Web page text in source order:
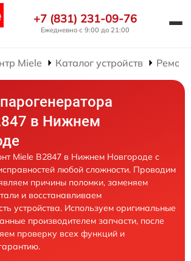
+7 (831) 231-09-76
Ежедневно с 9:00 до 21:00
Miele Каталог устройств
в Нижнем
Miele B2847 в Нижнем Новгороде с
любой сложности. Проводим
причины поломки, заменяем
и восстанавливаем
устройства. Используем оригинальные
производителем запчасти, после
проверку всех функций и